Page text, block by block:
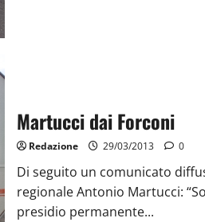
Martucci dai Forconi
Redazione 29/03/2013 0
Di seguito un comunicato
regionale Antonio Martucci:
presidio permanente...